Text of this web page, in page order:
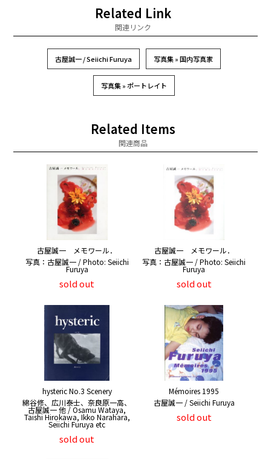
Related Link
関連リンク
古屋誠一 / Seiichi Furuya 写真集 » 国内写真家
写真集 » ポートレイト
Related Items
関連商品
古屋誠一 メモワール．
写真：古屋誠一 / Photo: Seiichi
Furuya
sold out
古屋誠一 メモワール．
写真：古屋誠一 / Photo: Seiichi
Furuya
sold out
hysteric No.3 Scenery
綿谷修、広川泰士、奈良原一高、
古屋誠一 他 / Osamu Wataya,
Taishi Hirokawa, Ikko Narahara,
Seiichi Furuya etc
sold out
Mémoires 1995
古屋誠一 / Seiichi Furuya
sold out